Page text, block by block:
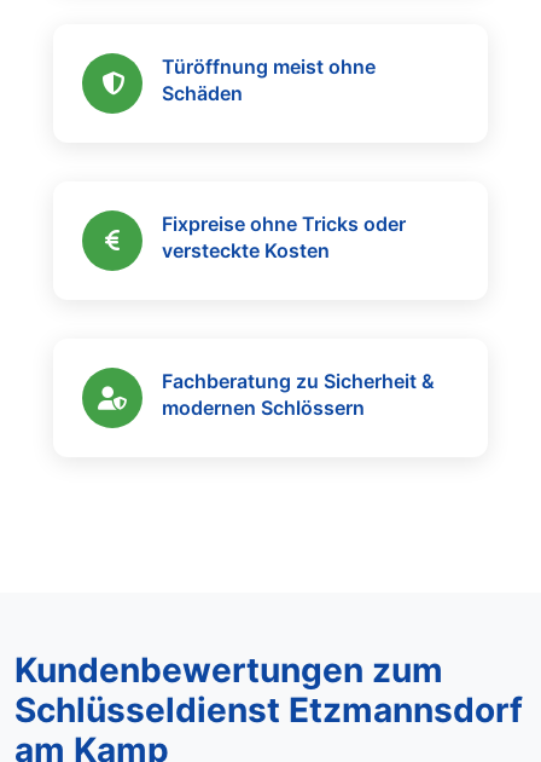
Türöffnung meist ohne
Schäden
Fixpreise ohne Tricks oder
versteckte Kosten
Fachberatung zu Sicherheit &
modernen Schlössern
Kundenbewertungen zum
Schlüsseldienst Etzmannsdorf
am Kamp